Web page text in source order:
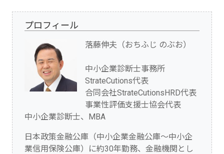
プロフィール
落藤伸夫（おちふじ のぶお）
中小企業診断士事務所
StrateCutions代表
合同会社StrateCutionsHRD代表
事業性評価支援士協会代表
中小企業診断士、MBA
日本政策金融公庫（中小企業金融公庫～中小企
業信用保険公庫）に約30年勤務、金融機関とし